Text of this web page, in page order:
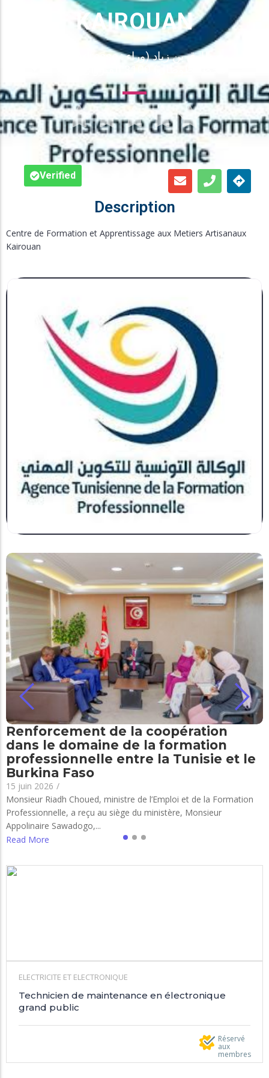
Inscription en Ligne
Foire aux Questions
KAIROUAN
Adresse : نهج طارق بن زياد (وراء
 
Verified
Description
Centre de Formation et Apprentissage aux Metiers Artisanaux
Kairouan
Renforcement de la coopération
dans le domaine de la formation
professionnelle entre la Tunisie et le
Burkina Faso
15 juin 2026 /
Monsieur Riadh Choued, ministre de l’Emploi et de la Formation
Professionnelle, a reçu au siège du ministère, Monsieur
Appolinaire Sawadogo,...
Read More
ELECTRICITE ET ELECTRONIQUE
Technicien de maintenance en électronique
grand public
Réservé
aux
membres